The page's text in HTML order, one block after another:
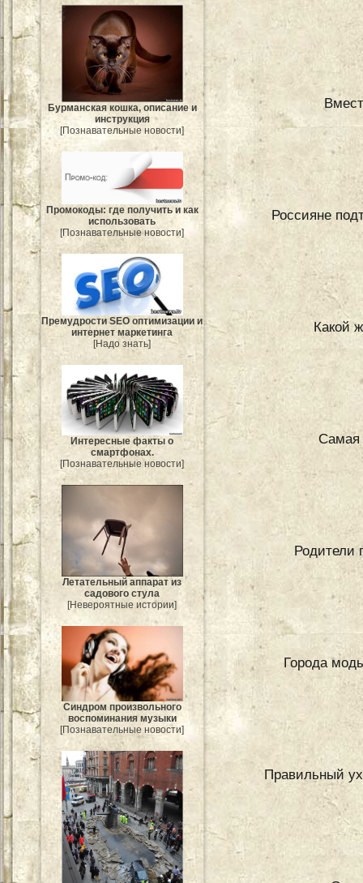
Бурманская кошка, описание и
инструкция
[Познавательные новости]
Промокоды: где получить и как
использовать
[Познавательные новости]
Премудрости SEO оптимизации и
интернет маркетинга
[Надо знать]
Интересные факты о
смартфонах.
[Познавательные новости]
Летательный аппарат из
садового стула
[Невероятные истории]
Синдром произвольного
воспоминания музыки
[Познавательные новости]
Россияне
Какой
Самая
Родители
Города
Правильный